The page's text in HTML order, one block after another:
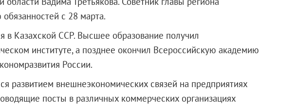
с 28 марта.
в Казахской ССР. Высшее образование получил
институте, а позднее окончил Всероссийскую академию
России.
развитием внешнеэкономических связей на предприятиях
посты в различных коммерческих организациях